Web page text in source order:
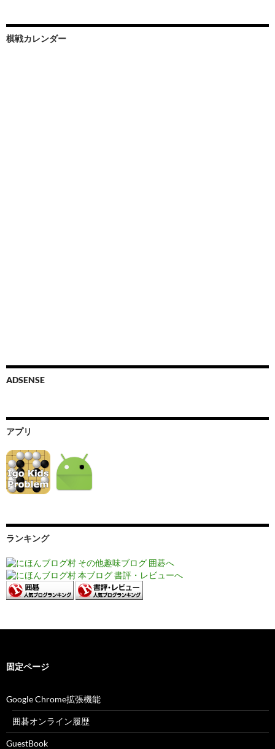
棋戦カレンダー
ADSENSE
アプリ
ランキング
固定ページ
Google Chrome拡張機能
囲碁オンライン履歴
GuestBook